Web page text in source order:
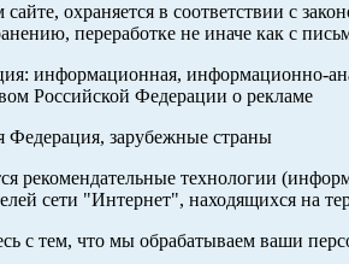
охраняется в соответствии с
переработке не иначе как с
информационная, информационно-
Российской Федерации о рекламе
Федерация, зарубежные страны
рекомендательные технологии
сети "Интернет", находящихся на
с тем, что мы обрабатываем ваши